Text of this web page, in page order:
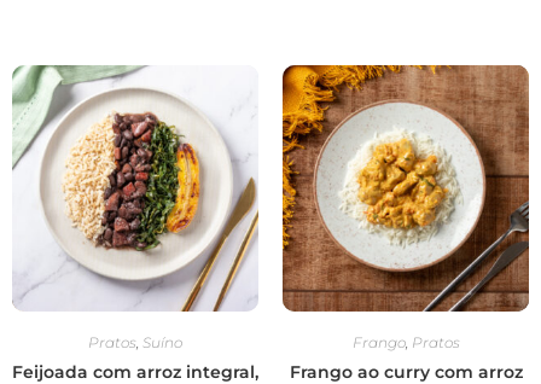
Pratos Suíno
Feijoada com arroz integral,
Frango, Pratos
Frango ao curry com arroz